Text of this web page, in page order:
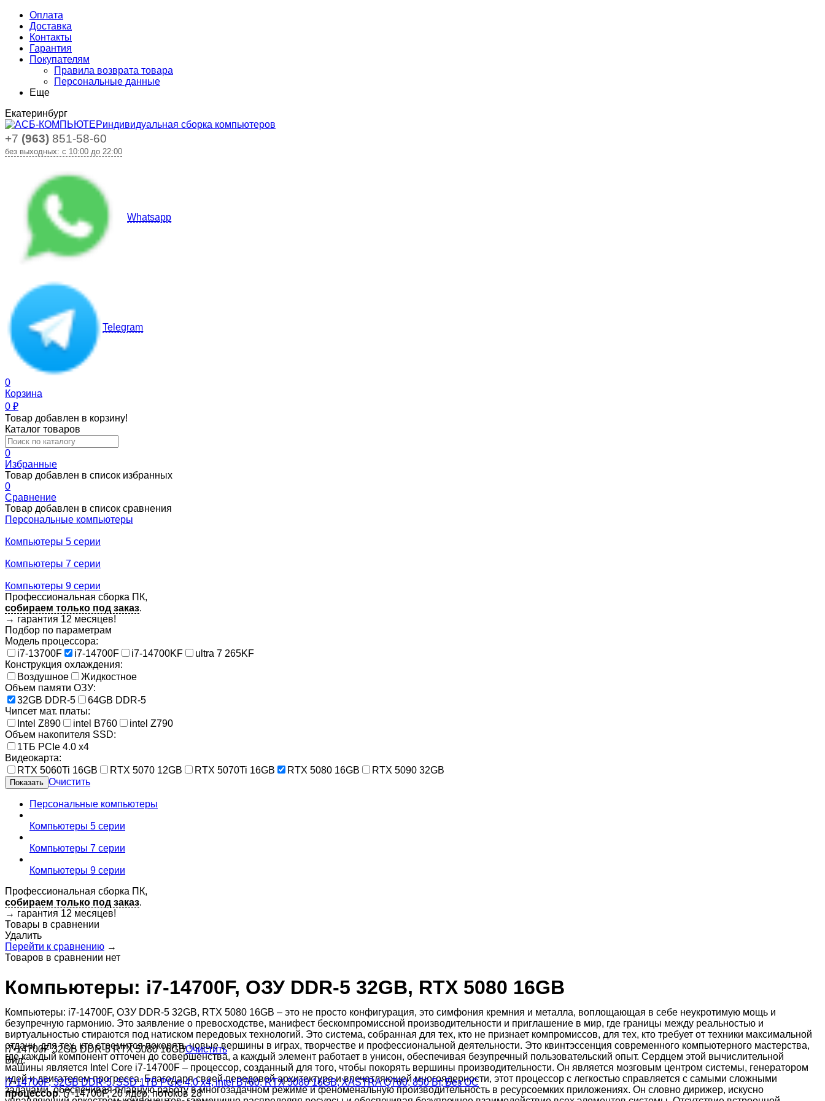
Оплата
Доставка
Контакты
Гарантия
Покупателям
Правила возврата товара
Персональные данные
Еще
Екатеринбург
индивидуальная сборка компьютеров
+7 (963) 851-58-60
без выходных: с 10:00 до 22:00
Whatsapp
Telegram
0
Корзина
0 ₽
Товар добавлен в корзину!
Каталог товаров
0
Избранные
Товар добавлен в список избранных
0
Сравнение
Товар добавлен в список сравнения
Персональные компьютеры
Компьютеры 5 серии
Компьютеры 7 серии
Компьютеры 9 серии
Профессиональная сборка ПК,
собираем только под заказ.
→ гарантия 12 месяцев!
Подбор по параметрам
Модель процессора:
i7-13700F
i7-14700F i7-14700KF
ultra 7 265KF
Конструкция охлаждения:
Воздушное
Жидкостное
Объем памяти ОЗУ:
32GB DDR-5
64GB DDR-5
Чипсет мат. платы:
Intel Z890
intel B760
intel Z790
Объем накопителя SSD:
1ТБ PCIe 4.0 x4
Видеокарта:
RTX 5060Ti 16GB
RTX 5070 12GB RTX 5070Ti 16GB RTX 5080 16GB
RTX 5090 32GB
Очистить
Персональные компьютеры
Компьютеры 5 серии
Компьютеры 7 серии
Компьютеры 9 серии
Профессиональная сборка ПК,
собираем только под заказ.
→ гарантия 12 месяцев!
Товары в сравнении
Удалить
Перейти к сравнению →
Товаров в сравнении нет
Компьютеры: i7-14700F, ОЗУ DDR-5 32GB, RTX 5080 16GB
Компьютеры: i7-14700F, ОЗУ DDR-5 32GB, RTX 5080 16GB – это не просто конфигурация, это симфония кремния и металла, воплощающая в себе неукротимую мощь и
безупречную гармонию. Это заявление о превосходстве, манифест бескомпромиссной производительности и приглашение в мир, где границы между реальностью и
виртуальностью стираются под натиском передовых технологий. Это система, собранная для тех, кто не признает компромиссов, для тех, кто требует от техники максимальной
отдачи, для тех, кто стремится покорять новые вершины в играх, творчестве и профессиональной деятельности. Это квинтэссенция современного компьютерного мастерства,
где каждый компонент отточен до совершенства, а каждый элемент работает в унисон, обеспечивая безупречный пользовательский опыт. Сердцем этой вычислительной
машины является Intel Core i7-14700F – процессор, созданный для того, чтобы покорять вершины производительности. Он является мозговым центром системы, генератором
идей и двигателем прогресса. Благодаря своей передовой архитектуре и впечатляющей многоядерности, этот процессор с легкостью справляется с самыми сложными
задачами, обеспечивая плавную работу в многозадачном режиме и феноменальную производительность в ресурсоемких приложениях. Он словно дирижер, искусно
i7-14700F32GB DDR-5RTX 5080 16GBОчистить
Вид:
i7-14700F, 32GB DDR-5, SSD 1ТБ PCIe 4.0 x4, intel B760, RTX 5080 16GB, XASTRA Q700, 850 Вт, Без ОС
процессор: i7-14700F, 20 ядер, потоков 28